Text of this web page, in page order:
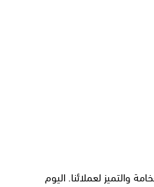
والتميز لعملائنا. اليوم